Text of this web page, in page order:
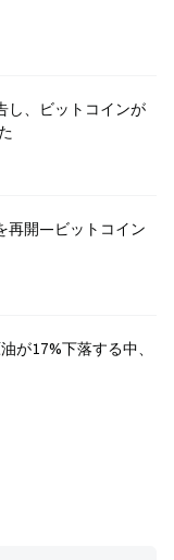
し、ビットコインが
再開—ビットコイン
が17%下落する中、